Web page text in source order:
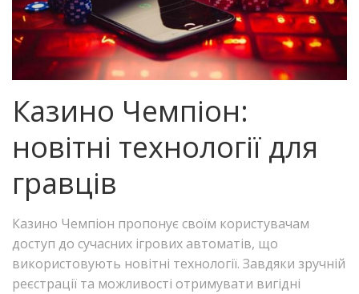
Казино Чемпіон:
новітні технології для
гравців
Казино Чемпіон пропонує своїм користувачам
доступ до сучасних ігрових автоматів, що
використовують новітні технології. Завдяки зручній
реєстрації та можливості отримувати вигідні